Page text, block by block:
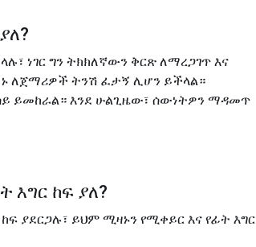
?
ነገር ግን ትክክለኛውን ቅርጽ ለማረጋገጥ እና
ለጀማሪዎች ትንሽ ፈታኝ ሊሆን ይችላል።
ይመከራል። እንደ ሁልጊዜው፣ ሰውነትዎን ማዳመጥ
እግር ከፍ ያለ?
ከፍ ያደርጋሉ፣ ይህም ሚዛኑን የሚቀይር እና የፊት እግር